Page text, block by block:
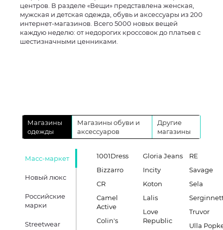
центров. В разделе «Вещи» представлена женская,
мужская и детская одежда, обувь и аксессуары из 200
интернет-магазинов. Всего 5000 новых вещей
каждую неделю: от недорогих кроссовок до платьев с
шестизначными ценниками.
Магазины
одежды
Магазины обуви и
аксессуаров
Другие
магазины
Масс-маркет
Новый люкс
Российские
марки
Streetwear
1001Dress
Bizzarro
CR
Camel
Active
Colin's
Gloria Jeans
Incity
Koton
Lalis
Love
Republic
RE
Savage
Sela
Truvor
Ulla